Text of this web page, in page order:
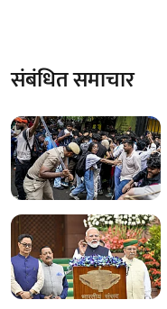
संबंधित समाचार